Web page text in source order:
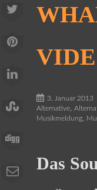
3. Januar 2013
Alternative,
Musikmeldung,
Das